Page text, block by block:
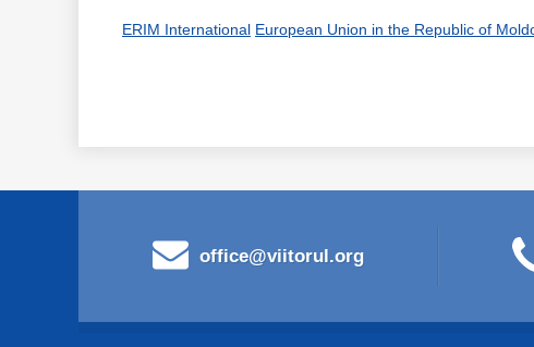
ERIM International European Union in the Republic of
office@viitorul.org